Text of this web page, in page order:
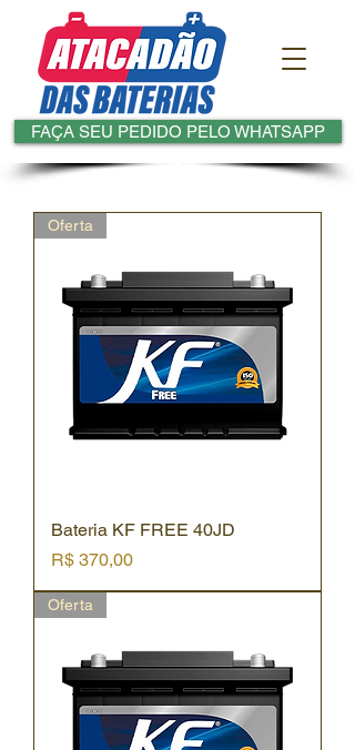
FAÇA SEU PEDIDO PELO WHATSAPP
Oferta
Bateria KF FREE 40JD
Preço
R$ 370,00
Oferta